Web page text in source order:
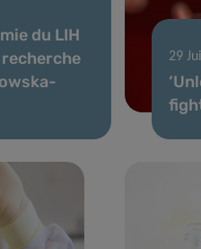
du LIH
recherche
29